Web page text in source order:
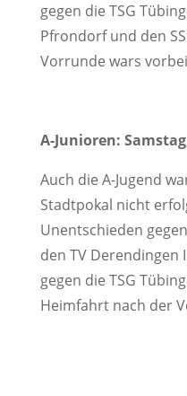
gegen die TSG
Pfrondorf und den
Vorrunde wars
A-Junioren:
Auch die A-Jugend
Stadtpokal nicht
Unentschieden
den TV Derendingen
gegen die TSG
Heimfahrt nach der